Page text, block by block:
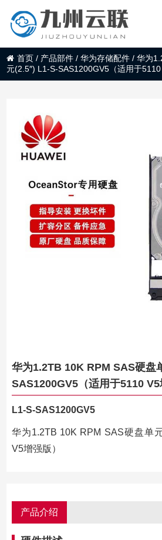
首页 / 产品部件 /华为存储配件 /华为
元(2.5″) L1-S-SAS1200GV5（适用于5110
华为1.2TB 10K RPM SAS硬盘
SAS1200GV5（适用于5110 V5
L1-S-SAS1200GV5
华为1.2TB 10K RPM SAS硬盘单
V5增强版）
产品介绍